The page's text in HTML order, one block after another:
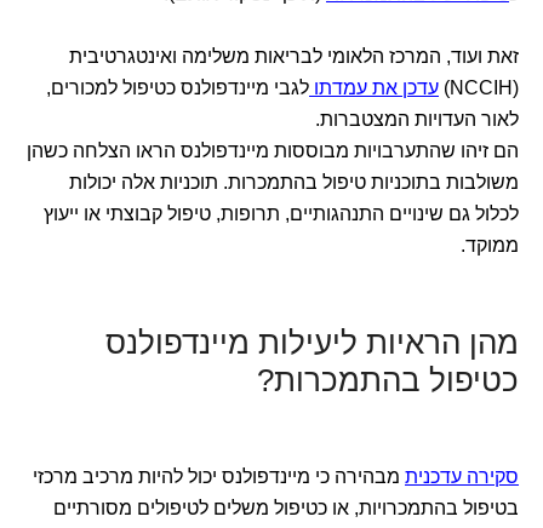
זאת ועוד, המרכז הלאומי לבריאות משלימה ואינטגרטיבית
(NCCIH)
עדכן את עמדתו לגבי מיינדפולנס כטיפול למכורים,
לאור העדויות המצטברות.
הם זיהו שהתערבויות מבוססות מיינדפולנס הראו הצלחה כשהן
משולבות בתוכניות טיפול בהתמכרות. תוכניות אלה יכולות
לכלול גם שינויים התנהגותיים, תרופות, טיפול קבוצתי או ייעוץ
ממוקד.
מהן הראיות ליעילות מיינדפולנס
כטיפול בהתמכרות?
סקירה עדכנית מבהירה כי מיינדפולנס יכול להיות מרכיב מרכזי
בטיפול בהתמכרויות, או כטיפול משלים לטיפולים מסורתיים